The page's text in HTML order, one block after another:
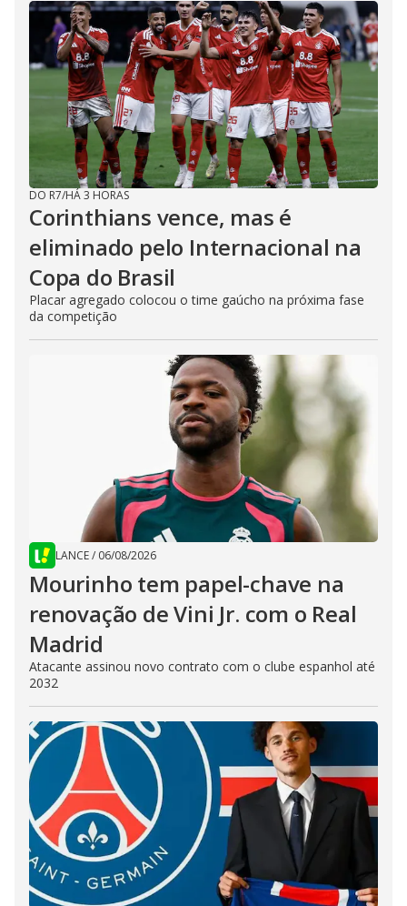
DO R7/HÁ 3 HORAS
Corinthians vence, mas é
eliminado pelo Internacional na
Copa do Brasil
Placar agregado colocou o time gaúcho na próxima fase
da competição
LANCE/ 06/08/2026
Mourinho tem papel-chave na
renovação de Vini Jr. com o Real
Madrid
Atacante assinou novo contrato com o clube espanhol até
2032